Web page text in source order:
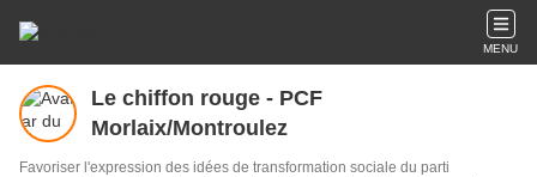
MENU
Le chiffon rouge - PCF
Morlaix/Montroulez
Favoriser l'expression des idées de transformation sociale du parti